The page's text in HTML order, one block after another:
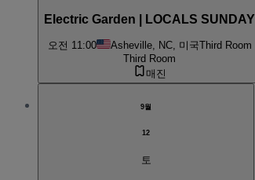
Electric Garden | LOCALS SUNDAY
오전 11:00 Asheville, NC, 미국Third Room
Third Room
매진
9월
12
토